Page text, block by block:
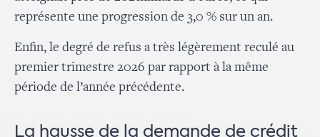
représente une progression de 3,0 % sur un an.
Enfin, le degré de refus a très légèrement reculé au
premier trimestre 2026 par rapport à la même
période de l’année précédente.
La hausse de la demande de crédit